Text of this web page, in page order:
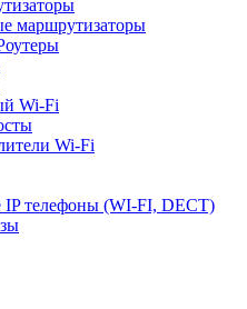
маршрутизаторы
Wi-Fi
Wi-Fi
IP телефоны (WI-FI, DECT)